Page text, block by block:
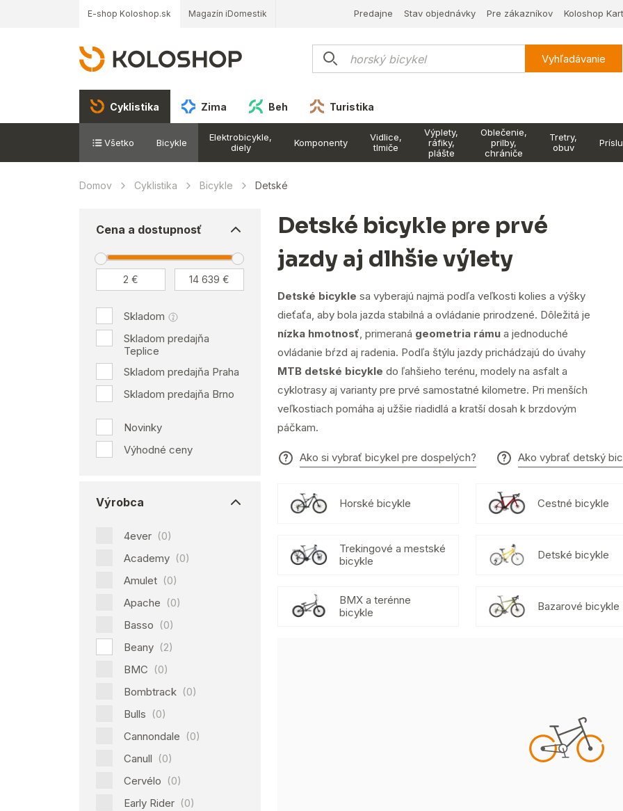
E-shop Koloshop.sk Magazín iDomestik Predajne Stav objednávky Pre zákazníkov Koloshop
Vyhľadávanie
Cyklistika Zima Beh Turistika
Všetko Bicykle
Elektrobicykle,
diely
Komponenty
Vidlice,
tlmiče
Výplety,
ráfiky,
plášte
Oblečenie,
prilby,
chrániče
Tretry,
obuv
Domov Cyklistika Bicykle Detské
Cena a dostupnosť
Skladom
Skladom predajňa
Teplice
Skladom predajňa Praha
Skladom predajňa Brno
Novinky
Výhodné ceny
Výrobca
4ever (0)
Academy (0)
Amulet (0)
Apache (0)
Basso (0)
Beany (2)
BMC (0)
Bombtrack (0)
Bulls (0)
Cannondale (0)
Canull (0)
Cervélo (0)
Early Rider (0)
Detské bicykle pre prvé
jazdy aj dlhšie výlety
Detské bicykle sa vyberajú najmä podľa veľkosti kolies a výšky
dieťaťa, aby bola jazda stabilná a ovládanie prirodzené. Dôležitá je
nízka hmotnosť, primeraná geometria rámu a jednoduché
ovládanie bŕzd aj radenia. Podľa štýlu jazdy prichádzajú do úvahy
MTB detské bicykle do ľahšieho terénu, modely na asfalt a
cyklotrasy aj varianty pre prvé samostatné kilometre. Pri menších
veľkostiach pomáha aj užšie riadidlá a kratší dosah k brzdovým
páčkam.
Ako si vybrať bicykel pre dospelých? Ako vybrať detský
Horské bicykle Cestné bicykle
Trekingové a mestské
bicykle
Detské bicykle
BMX a terénne
bicykle
Bazarové bicykle